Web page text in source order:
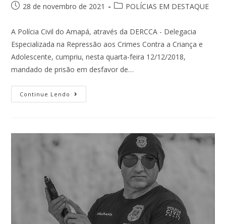
28 de novembro de 2021 POLÍCIAS EM DESTAQUE
A Polícia Civil do Amapá, através da DERCCA - Delegacia
Especializada na Repressão aos Crimes Contra a Criança e
Adolescente, cumpriu, nesta quarta-feira 12/12/2018,
mandado de prisão em desfavor de…
Continue Lendo